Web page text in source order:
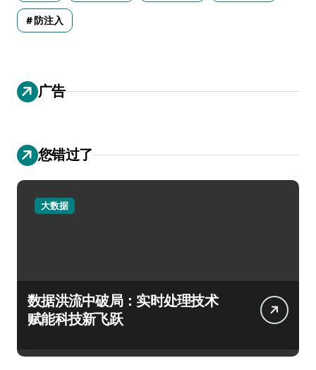
防注入
广告
您错过了
大数据
数据洪流中破局：实时处理技术
赋能科技新飞跃